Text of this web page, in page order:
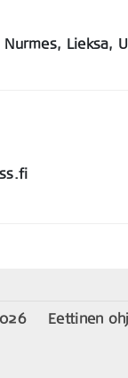
Lieksa,
Eettinen